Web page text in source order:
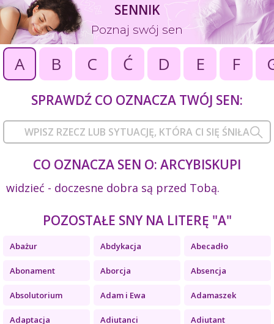
SENNIK
Poznaj swój sen
A B C Ć D E F
SPRAWDŹ CO OZNACZA TWÓJ SEN:
CO OZNACZA SEN O: ARCYBISKUPI
widzieć - doczesne dobra są przed Tobą.
POZOSTAŁE SNY NA LITERĘ "A"
Abażur Abdykacja Abecadło
Abonament Aborcja Absencja
Absolutorium Adam i Ewa Adamaszek
Adaptacja Adiutanci Adiutant